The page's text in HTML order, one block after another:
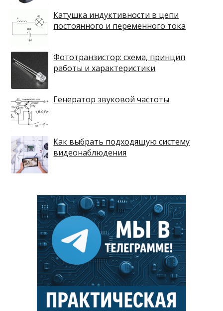
Катушка индуктивности в цепи
постоянного и переменного тока
Фототранзистор: схема, принцип
работы и характеристики
Генератор звуковой частоты
Как выбрать подходящую систему
видеонаблюдения